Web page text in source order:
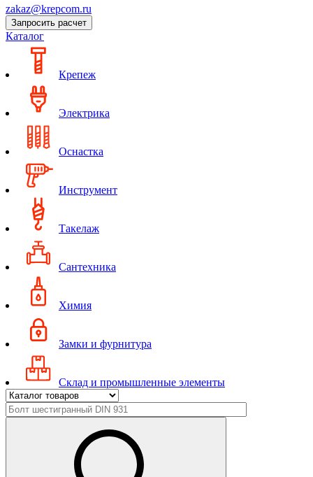
zakaz@krepcom.ru
Запросить расчет
Каталог
Крепеж
Электрика
Оснастка
Инструмент
Такелаж
Сантехника
Химия
Замки и фурнитура
Склад и промышленные элементы